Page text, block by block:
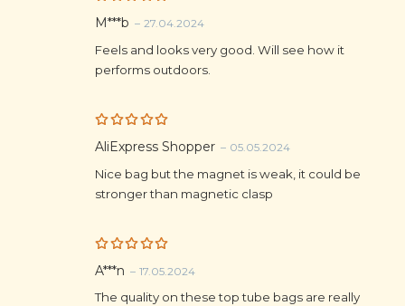
Rated5
M***b – 27.04.2024
Feels and looks very good. Will see how it
performs outdoors.
Rated5
out of 5
AliExpress Shopper – 05.05.2024
Nice bag but the magnet is weak, it could be
stronger than magnetic clasp
Rated5
A***n – 17.05.2024
The quality on these top tube bags are really